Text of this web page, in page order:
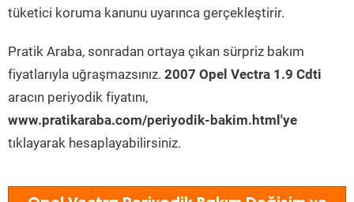
tüketici koruma kanunu uyarınca gerçekleştirir.
Pratik Araba, sonradan ortaya çıkan sürpriz bakım
fiyatlarıyla uğraşmazsınız. 2007 Opel Vectra 1.9 Cdti
aracın periyodik fiyatını,
www.pratikaraba.com/periyodik-bakim.html'ye
tıklayarak hesaplayabilirsiniz.